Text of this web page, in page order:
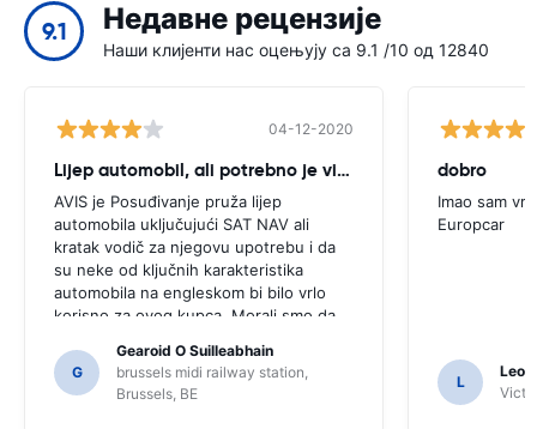
9.1 Недавне рецензије
Наши клијенти нас оцењују са 9.1 /10 од 12840
04-12-2020
Lijep automobil, ali potrebno je više savjet
AVIS je Posuđivanje pruža lijep
automobila uključujući SAT NAV ali
kratak vodič za njegovu upotrebu i da
su neke od ključnih karakteristika
automobila na engleskom bi bilo vrlo
korisno za ovog kupca. Morali smo da
samo za to nam možda nisu shvatili
funkcije Sat Nav.
G
Gearoid O Suilleabhain
brussels midi railway station,
Brussels, BE
dobro
Imao sam
Europcar
L